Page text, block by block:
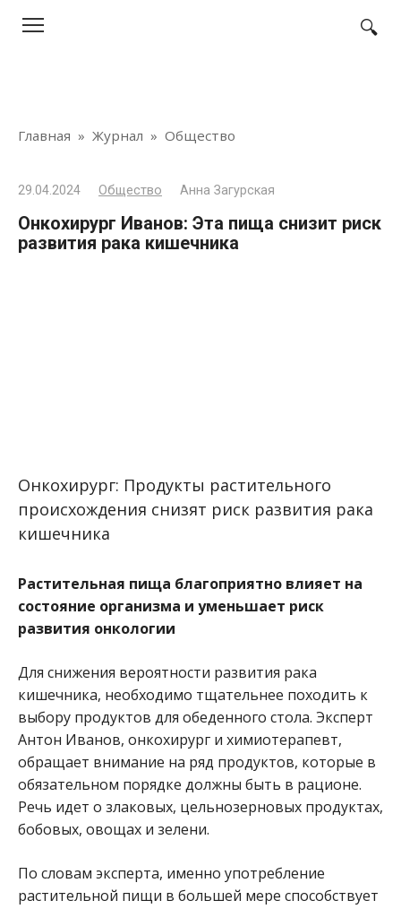
Главная » Журнал » Общество
29.04.2024 Общество Анна Загурская
Онкохирург Иванов: Эта пища снизит риск
развития рака кишечника
Онкохирург: Продукты растительного
происхождения снизят риск развития рака
кишечника
Растительная пища благоприятно влияет на
состояние организма и уменьшает риск
развития онкологии
Для снижения вероятности развития рака
кишечника, необходимо тщательнее походить к
выбору продуктов для обеденного стола. Эксперт
Антон Иванов, онкохирург и химиотерапевт,
обращает внимание на ряд продуктов, которые в
обязательном порядке должны быть в рационе.
Речь идет о злаковых, цельнозерновых продуктах,
бобовых, овощах и зелени.
По словам эксперта, именно употребление
растительной пищи в большей мере способствует